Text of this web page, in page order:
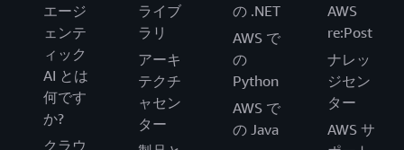
エージ
ェンテ
ィック
AI とは
何です
か?
クラウ
ライブ
ラリ
アーキ
テクチ
ャセン
ター
の .NET
AWS で
の
Python
AWS で
の Java
AWS
re:Post
ナレッ
ジセン
ター
AWS サ